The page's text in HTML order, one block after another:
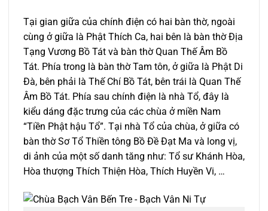
Tại gian giữa của chính điện có hai bàn thờ, ngoài
cùng ở giữa là Phật Thích Ca, hai bên là bàn thờ Địa
Tạng Vương Bồ Tát và bàn thờ Quan Thế Âm Bồ
Tát. Phía trong là bàn thờ Tam tôn, ở giữa là Phật Di
Đà, bên phải là Thế Chí Bồ Tát, bên trái là Quan Thế
Âm Bồ Tát. Phía sau chính điện là nhà Tổ, đây là
kiểu dáng đặc trưng của các chùa ở miền Nam
“Tiền Phật hậu Tổ”. Tại nhà Tổ của chùa, ở giữa có
bàn thờ Sơ Tổ Thiền tông Bồ Đề Đạt Ma và long vị,
di ảnh của một số danh tăng như: Tổ sư Khánh Hòa,
Hòa thượng Thích Thiện Hòa, Thích Huyền Vi, …